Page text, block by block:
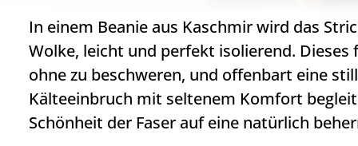
In einem Beanie aus Kaschmir wird das
Wolke, leicht und perfekt isolierend.
ohne zu beschweren, und offenbart eine
Kälteeinbruch mit seltenem Komfort
Schönheit der Faser auf eine natürlich